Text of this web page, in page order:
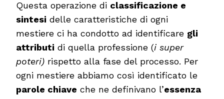
Questa operazione di classificazione e
sintesi delle caratteristiche di ogni
mestiere ci ha condotto ad identificare gli
attributi di quella professione (i super
poteri) rispetto alla fase del processo. Per
ogni mestiere abbiamo così identificato le
parole chiave che ne definivano l’essenza